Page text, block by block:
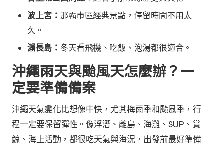
波上宮： 那霸市區經典景點，停留時間不用太
久。
瀨長島： 冬天看飛機、吃飯、泡湯都很適合。
沖繩雨天與颱風天怎麼辦？一
定要準備備案
沖繩天氣變化比想像中快，尤其梅雨季和颱風季，行
程一定要保留彈性。像浮潛、離島、海灘、SUP、賞
鯨、海上活動，都很吃天氣與海況，出發前最好準備